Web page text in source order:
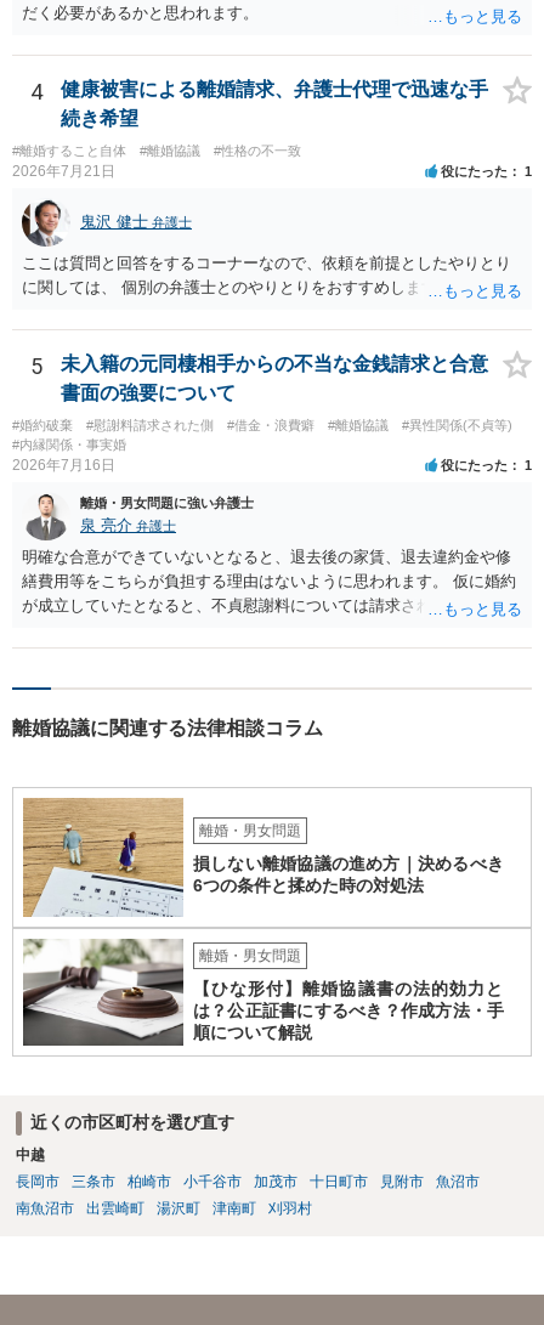
だく必要があるかと思われます。
4
健康被害による離婚請求、弁護士代理で迅速な手
続き希望
#離婚すること自体 #離婚協議 #性格の不一致
2026年7月21日 役にたった 1
鬼沢 健士 弁護士
ここは質問と回答をするコーナーなので、依頼を前提としたやりとり
に関しては、 個別の弁護士とのやりとりをおすすめします。
5
未入籍の元同棲相手からの不当な金銭請求と合意
書面の強要について
#婚約破棄 #慰謝料請求された側 #借金・浪費癖 #離婚協議
#異性関係(不貞等)
#内縁関係・事実婚
2026年7月16日 役にたった 1
離婚・男女問題に強い弁護士
泉 亮介 弁護士
明確な合意ができていないとなると、退去後の家賃、退去違約金や修
繕費用等をこちらが負担する理由はないように思われます。 仮に婚約
が成立していたとなると、不貞慰謝料については請求される可能性が
れば早めに弁護士に相談し、弁護士から回答をさせると良いでしょ
離婚協議に関連する法律相談コラム
離婚・男女問題
損しない離婚協議の進め方｜決めるべき
6つの条件と揉めた時の対処法
離婚・男女問題
【ひな形付】離婚協議書の法的効力と
は？公正証書にするべき？作成方法・手
順について解説
近くの市区町村を選び直す
中越
長岡市
三条市 柏崎市 小千谷市 加茂市 十日町市 見附市
魚沼市
南魚沼市
出雲崎町 湯沢町 津南町 刈羽村